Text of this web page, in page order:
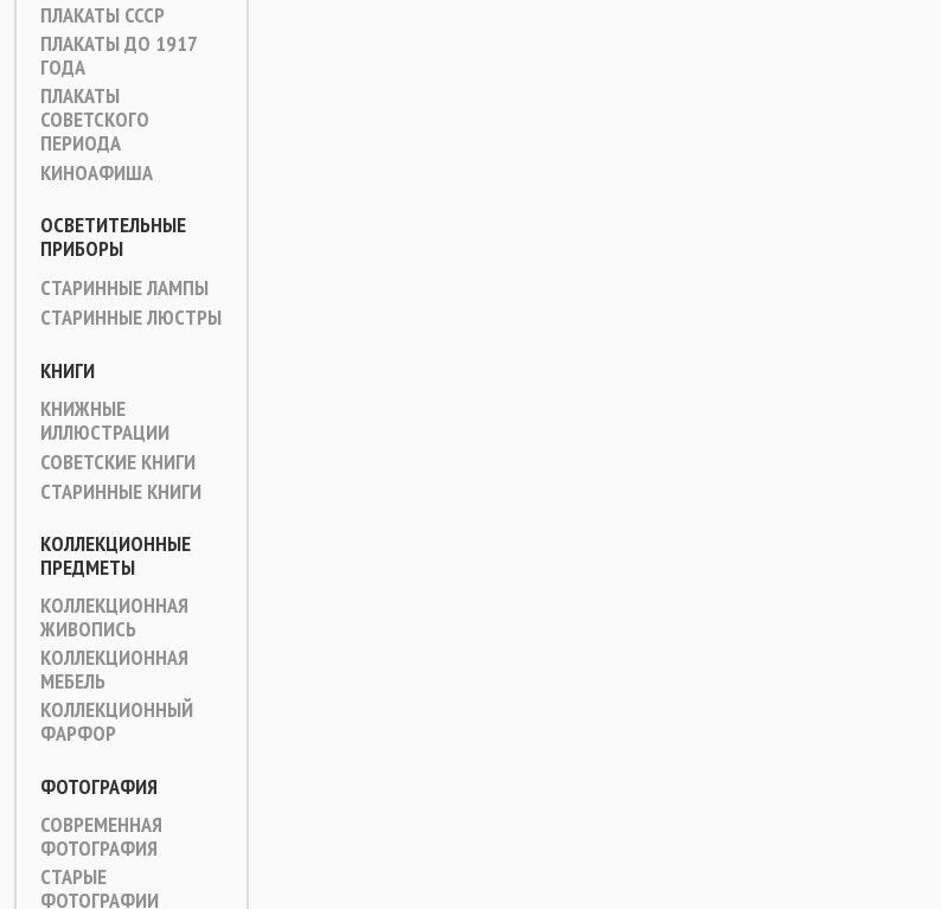
ПЛАКАТЫ СССР
ПЛАКАТЫ ДО 1917
ГОДА
ПЛАКАТЫ
СОВЕТСКОГО
ПЕРИОДА
КИНОАФИША
ОСВЕТИТЕЛЬНЫЕ
ПРИБОРЫ
СТАРИННЫЕ ЛАМПЫ
СТАРИННЫЕ ЛЮСТРЫ
КНИГИ
КНИЖНЫЕ
ИЛЛЮСТРАЦИИ
СОВЕТСКИЕ КНИГИ
СТАРИННЫЕ КНИГИ
КОЛЛЕКЦИОННЫЕ
ПРЕДМЕТЫ
КОЛЛЕКЦИОННАЯ
ЖИВОПИСЬ
КОЛЛЕКЦИОННАЯ
МЕБЕЛЬ
КОЛЛЕКЦИОННЫЙ
ФАРФОР
ФОТОГРАФИЯ
СОВРЕМЕННАЯ
ФОТОГРАФИЯ
СТАРЫЕ
ФОТОГРАФИИ